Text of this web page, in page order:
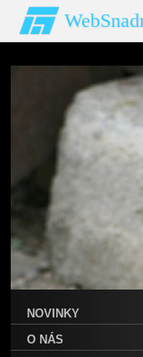
NOVINKY
O NÁS